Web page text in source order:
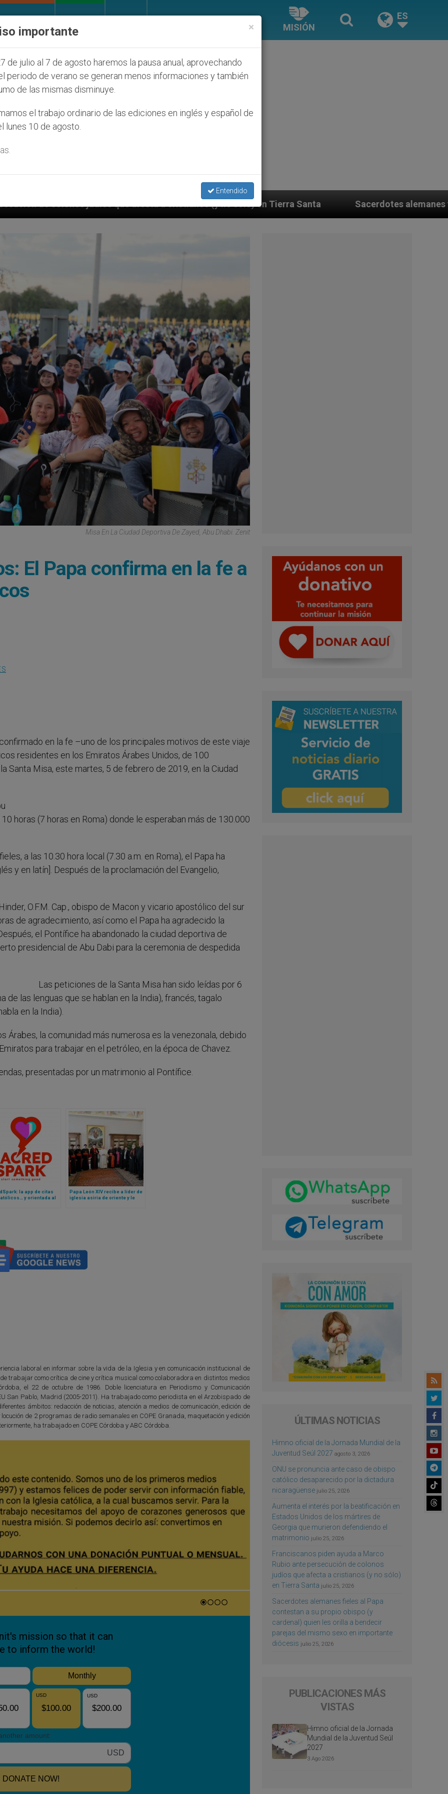
MISIÓN
ES
afecta a cristianos (y no sólo) en Tierra Santa Sacerdotes alemanes fieles al Papa
Misa En La Ciudad Deportiva De Zayed, Abu Dhabi. Zenit
El Papa confirma en la fe a
en la fe –uno de los principales motivos de este viaje
residentes en los Emiratos Árabes Unidos, de 100
Santa Misa, este martes, 5 de febrero de 2019, en la Ciudad
horas (7 horas en Roma) donde le esperaban más de 130.000
a las 10.30 hora local (7.30 a.m. en Roma), el Papa ha
y en latín]. Después de la proclamación del Evangelio,
O.F.M. Cap., obispo de Macon y vicario apostólico del sur
de agradecimiento, así como el Papa ha agradecido la
el Pontífice ha abandonado la ciudad deportiva de
presidencial de Abu Dabi para la ceremonia de despedida
Las peticiones de la Santa Misa han sido leídas por 6
de las lenguas que se hablan en la India), francés, tagalo
en la India).
Árabes, la comunidad más numerosa es la venezonala, debido
para trabajar en el petróleo, en la época de Chavez.
presentadas por un matrimonio al Pontífice.
la app de citas
y orientada al
Papa León XIV recibe a líder de
iglesia asiria de oriente y le
laboral en informar sobre la vida de la Iglesia y en comunicación institucional de
trabajar como crítica de cine y crítica musical como colaboradora en distintos medios
el 22 de octubre de 1986. Doble licenciatura en Periodismo y Comunicación
San Pablo, Madrid (2005-2011). Ha trabajado como periodista en el Arzobispado de
ámbitos: redacción de noticias, atención a medios de comunicación, edición de
de 2 programas de radio semanales en COPE Granada, maquetación y edición
ha trabajado en COPE Córdoba y ABC Córdoba.
ÚLTIMAS NOTICIAS
Himno oficial de la Jornada Mundial de la
Juventud Seúl 2027 agosto 3, 2026
ONU se pronuncia ante caso de obispo
católico desaparecido por la dictadura
nicaragüense julio 25, 2026
Aumenta el interés por la beatificación en
Estados Unidos de los mártires de
Georgia que murieron defendiendo el
matrimonio julio 25, 2026
Franciscanos piden ayuda a Marco
Rubio ante persecución de colonos
judíos que afecta a cristianos (y no sólo)
en Tierra Santa julio 25, 2026
Sacerdotes alemanes fieles al Papa
contestan a su propio obispo (y
cardenal) quien les orilla a bendecir
parejas del mismo sexo en importante
diócesis julio 25, 2026
PUBLICACIONES MÁS
VISTAS
Himno oficial de la Jornada
Mundial de la Juventud Seúl
2027
3 Ago 2026
×
importante
de julio al 7 de agosto haremos la pausa anual, aprovechando
periodo de verano se generan menos informaciones y también
de las mismas disminuye.
el trabajo ordinario de las ediciones en inglés y español de
lunes 10 de agosto.
Entendido